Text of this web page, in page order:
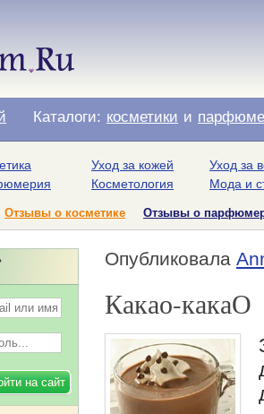
Каталоги: косметики и
Уход за кожей
Косметология
Уход за
Мода и
Отзывы о косметике Отзывы о
Опубликовала
Какао-какаО